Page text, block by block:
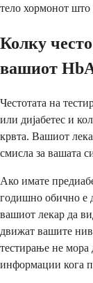
тело хормонот
Колку
вашиот
Честотата на
или дијабетес и
крвта. Вашиот
смисла за вашата
Ако имате
годишно обично е
вашиот лекар да
движат вашите
тестирање не мора
информации кога